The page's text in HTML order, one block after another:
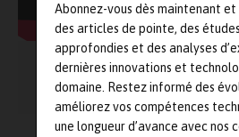
Abonnez-vous dès maintenant
des articles de pointe, des
approfondies et des analyses
dernières innovations et
domaine. Restez informé des
améliorez vos compétences
une longueur d’avance avec nos
Merci d‘activer les afin